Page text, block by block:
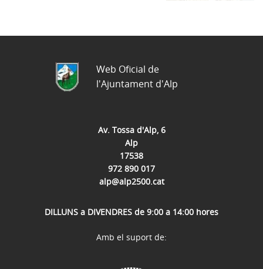
Av. Tossa d'Alp, 6
Alp
17538
972 890 017
alp@alp2500.cat
DILLUNS a DIVENDRES de 9:00 a 14:00 hores
Web Oficial de
l'Ajuntament d'Alp
Amb el suport de: